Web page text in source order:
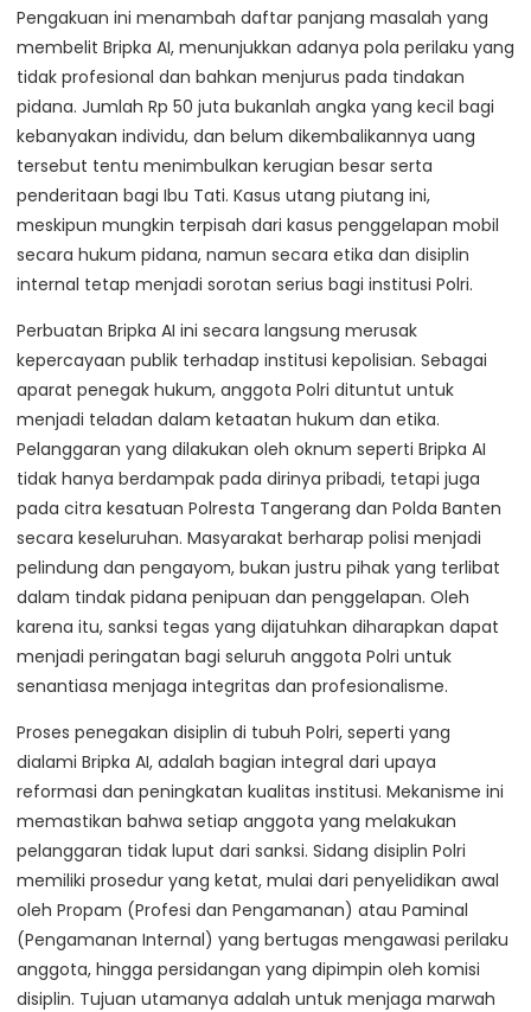
Pengakuan ini menambah daftar panjang masalah yang
membelit Bripka AI, menunjukkan adanya pola perilaku yang
tidak profesional dan bahkan menjurus pada tindakan
pidana. Jumlah Rp 50 juta bukanlah angka yang kecil bagi
kebanyakan individu, dan belum dikembalikannya uang
tersebut tentu menimbulkan kerugian besar serta
penderitaan bagi Ibu Tati. Kasus utang piutang ini,
meskipun mungkin terpisah dari kasus penggelapan mobil
secara hukum pidana, namun secara etika dan disiplin
internal tetap menjadi sorotan serius bagi institusi Polri.
Perbuatan Bripka AI ini secara langsung merusak
kepercayaan publik terhadap institusi kepolisian. Sebagai
aparat penegak hukum, anggota Polri dituntut untuk
menjadi teladan dalam ketaatan hukum dan etika.
Pelanggaran yang dilakukan oleh oknum seperti Bripka AI
tidak hanya berdampak pada dirinya pribadi, tetapi juga
pada citra kesatuan Polresta Tangerang dan Polda Banten
secara keseluruhan. Masyarakat berharap polisi menjadi
pelindung dan pengayom, bukan justru pihak yang terlibat
dalam tindak pidana penipuan dan penggelapan. Oleh
karena itu, sanksi tegas yang dijatuhkan diharapkan dapat
menjadi peringatan bagi seluruh anggota Polri untuk
senantiasa menjaga integritas dan profesionalisme.
Proses penegakan disiplin di tubuh Polri, seperti yang
dialami Bripka AI, adalah bagian integral dari upaya
reformasi dan peningkatan kualitas institusi. Mekanisme ini
memastikan bahwa setiap anggota yang melakukan
pelanggaran tidak luput dari sanksi. Sidang disiplin Polri
memiliki prosedur yang ketat, mulai dari penyelidikan awal
oleh Propam (Profesi dan Pengamanan) atau Paminal
(Pengamanan Internal) yang bertugas mengawasi perilaku
anggota, hingga persidangan yang dipimpin oleh komisi
disiplin. Tujuan utamanya adalah untuk menjaga marwah